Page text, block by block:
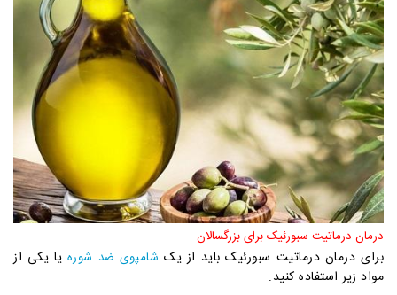
درمان درماتیت سبورئیک برای بزرگسالان
برای درمان درماتیت سبورئیک باید از یک شامپوی ضد شوره یا یکی از
مواد زیر استفاده کنید: